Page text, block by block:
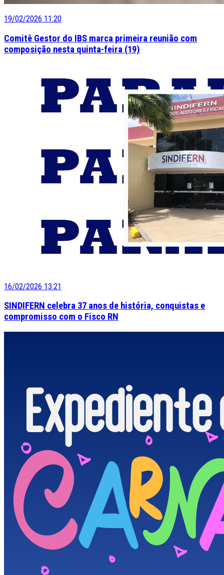
19/02/2026 11:20
Comitê Gestor do IBS marca primeira reunião com
composição nesta quinta-feira (19)
16/02/2026 13:21
SINDIFERN celebra 37 anos de história, conquistas e
compromisso com o Fisco RN